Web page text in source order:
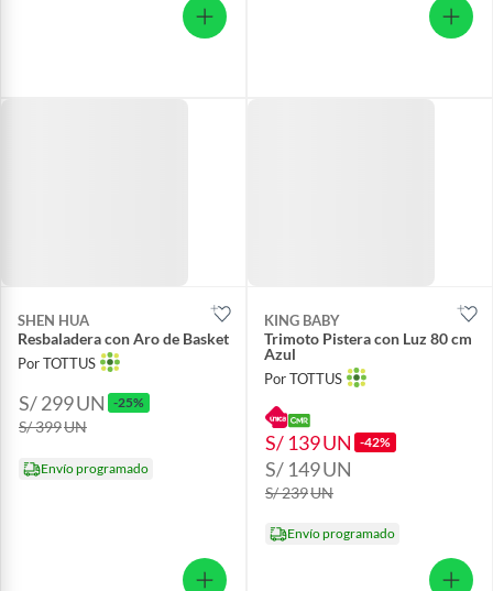
SHEN HUA
Resbaladera con Aro de Basket
Por TOTTUS
S/ 299UN -25%
S/ 399UN
Envío programado
KING BABY
Trimoto Pistera con Luz 80 cm
Azul
Por TOTTUS
S/ 139UN -42%
S/ 149UN
S/ 239UN
Envío programado